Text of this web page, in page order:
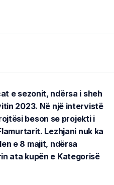
e sezonit, ndërsa i sheh
2023. Në një intervistë
beson se projekti i
Lezhjani nuk ka
e 8 majit, ndërsa
ata kupën e Kategorisë